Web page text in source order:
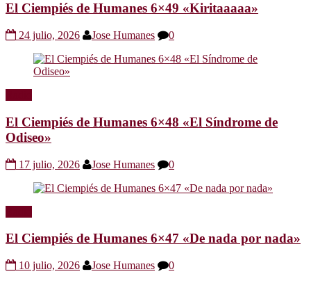
El Ciempiés de Humanes 6×49 «Kiritaaaaa»
24 julio, 2026 Jose Humanes 0
El Ciempiés de Humanes 6×48 «El Síndrome de
Odiseo»
17 julio, 2026 Jose Humanes 0
El Ciempiés de Humanes 6×47 «De nada por nada»
10 julio, 2026 Jose Humanes 0